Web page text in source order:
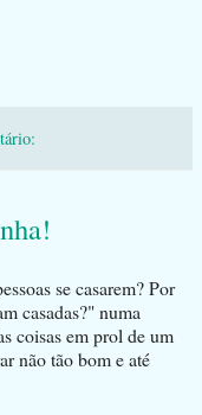
se casarem? Por
casadas?" numa
coisas em prol de um
não tão bom e até